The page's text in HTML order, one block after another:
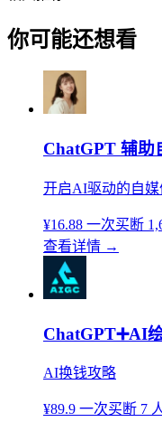
你可能还想看
ChatGPT 辅助
开启AI驱动的自
¥16.88 一次买断
查看详情 →
ChatGPT➕AI
AI换钱攻略
¥89.9 一次买断 7